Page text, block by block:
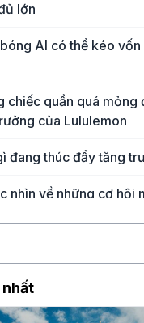
lớn
AI có thể kéo
chiếc quần quá mỏng
của Lululemon
đang thúc đẩy tăng
nhìn về những cơ hội